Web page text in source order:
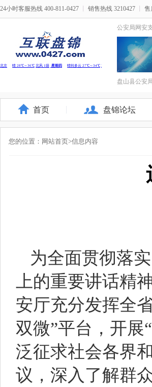
24小时客服热线 400-811-0427 销售热线 3210427 售
公安局网安
盘山县公安
首页 盘锦论坛
您的位置： 网站首页>信息内容
为全面贯彻落
上的重要讲话精
安厅充分发挥全
双微”平台，开展
泛征求社会各界
议，深入了解群